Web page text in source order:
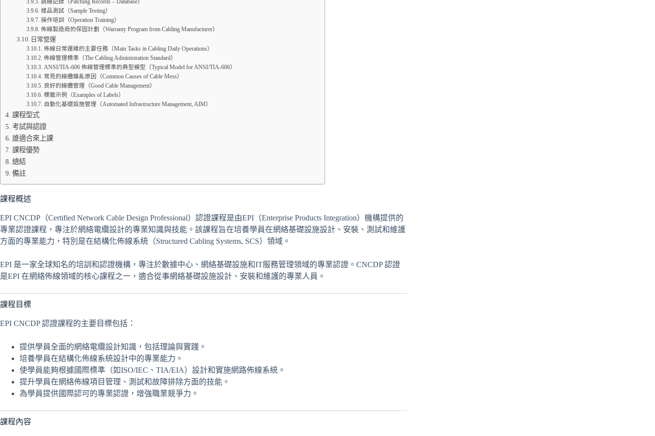
跳線記錄（Patching Records – Database）
樣品測試（Sample Testing）
操作培訓（Operation Training）
佈線製造商的保固計劃（Warranty Program from Cabling Manufacturer）
日常營運
佈線日常運維的主要任務（Main Tasks in Cabling Daily Operations）
佈線管理標準（The Cabling Administration Standard）
ANSI/TIA-606 佈線管理標準的典型模型（Typical Model for ANSI/TIA-606）
常見的線纜雜亂原因（Common Causes of Cable Mess）
良好的線纜管理（Good Cable Management）
標籤示例（Examples of Labels）
自動化基礎設施管理（Automated Infrastructure Management, AIM）
課程型式
考試與認證
誰適合來上課
課程優勢
總結
備註
課程概述
EPI CNCDP（Certified Network Cable Design Professional）認證課程是由EPI（Enterprise Products Integration）機構提供的
專業認證課程，專注於網絡電纜設計的專業知識與技能。該課程旨在培養學員在網絡基礎設施設計、安裝、測試和維護
方面的專業能力，特別是在結構化佈線系統（Structured Cabling Systems, SCS）領域。
EPI 是一家全球知名的培訓和認證機構，專注於數據中心、網絡基礎設施和IT服務管理領域的專業認證。CNCDP 認證
是EPI 在網絡佈線領域的核心課程之一，適合從事網絡基礎設施設計、安裝和維護的專業人員。
課程目標
EPI CNCDP 認證課程的主要目標包括：
提供學員全面的網絡電纜設計知識，包括理論與實踐。
培養學員在結構化佈線系統設計中的專業能力。
使學員能夠根據國際標準（如ISO/IEC、TIA/EIA）設計和實施網路佈線系統。
提升學員在網絡佈線項目管理、測試和故障排除方面的技能。
為學員提供國際認可的專業認證，增強職業競爭力。
課程內容